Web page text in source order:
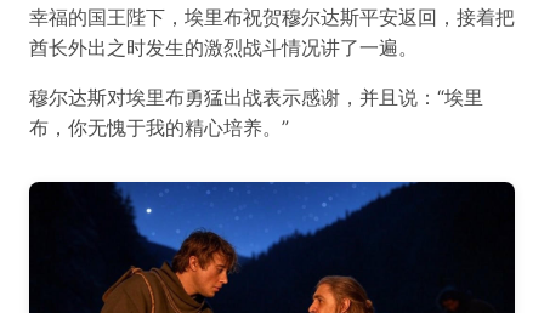
幸福的国王陛下，埃里布祝贺穆尔达斯平安返回，接着把
酋长外出之时发生的激烈战斗情况讲了一遍。
穆尔达斯对埃里布勇猛出战表示感谢，并且说：“埃里
布，你无愧于我的精心培养。”